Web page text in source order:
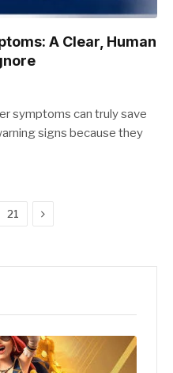
A Clear, Human
symptoms can truly save
signs because they
21 Next